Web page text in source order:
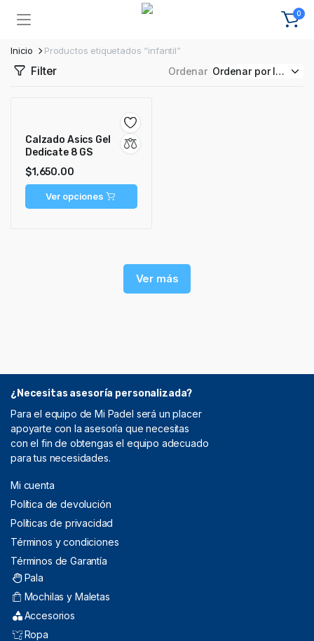
0
Inicio Productos etiquetados “infantil”
Filter Ordenar
Calzado Asics Gel
Dedicate 8 GS
$1,650.00
Ver opciones
Ver más
¿Necesitas asesoría personalizada?
Para el equipo de Mi Padel será un placer
apoyarte con la asesoría que necesitas
con el fin de obtengas el equipo adecuado
para tus necesidades.
Mi cuenta
Política de devolución
Políticas de privacidad
Términos y condiciones
Términos de Garantía
Pala
Mochilas y Maletas
Accesorios
Ropa